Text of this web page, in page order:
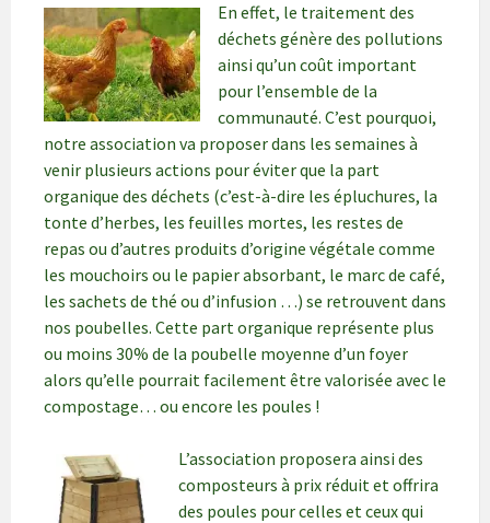
En effet, le traitement des
déchets génère des pollutions
ainsi qu’un coût important
pour l’ensemble de la
communauté. C’est pourquoi,
notre association va proposer dans les semaines à
venir plusieurs actions pour éviter que la part
organique des déchets (c’est-à-dire les épluchures, la
tonte d’herbes, les feuilles mortes, les restes de
repas ou d’autres produits d’origine végétale comme
les mouchoirs ou le papier absorbant, le marc de café,
les sachets de thé ou d’infusion …) se retrouvent dans
nos poubelles. Cette part organique représente plus
ou moins 30% de la poubelle moyenne d’un foyer
alors qu’elle pourrait facilement être valorisée avec le
compostage… ou encore les poules !
L’association proposera ainsi des
composteurs à prix réduit et offrira
des poules pour celles et ceux qui